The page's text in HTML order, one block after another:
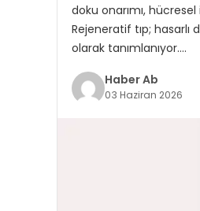
doku onarımı,
Rejeneratif tıp; hasarlı
olarak tanımlanıyor….
Haber Ab
03 Haziran 2026